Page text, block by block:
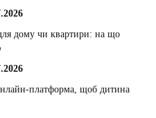
дому чи квартири: на що
платформа, щоб дитина